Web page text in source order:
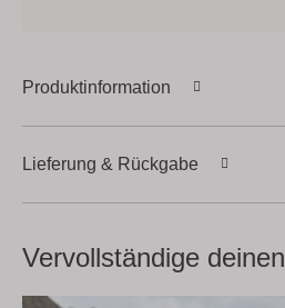
Produktinformation
Lieferung & Rückgabe
Vervollständige deinen